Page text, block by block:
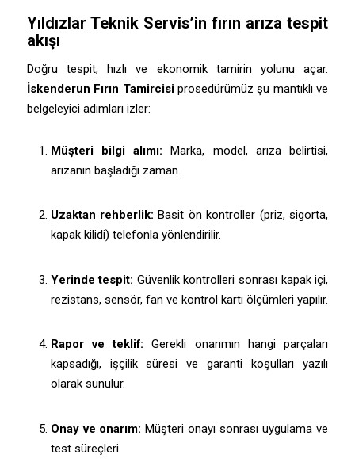
Yıldızlar Teknik Servis’in fırın arıza tespit
akışı
Doğru tespit; hızlı ve ekonomik tamirin yolunu açar.
İskenderun Fırın Tamircisiprosedürümüz şu mantıklı ve
belgeleyici adımları izler:
Müşteri bilgi alımı: Marka, model, arıza belirtisi,
arızanın başladığı zaman.
Uzaktan rehberlik: Basit ön kontroller (priz, sigorta,
kapak kilidi) telefonla yönlendirilir.
Yerinde tespit: Güvenlik kontrolleri sonrası kapak içi,
rezistans, sensör, fan ve kontrol kartı ölçümleri yapılır.
Rapor ve teklif: Gerekli onarımın hangi parçaları
kapsadığı, işçilik süresi ve garanti koşulları yazılı
olarak sunulur.
Onay ve onarım: Müşteri onayı sonrası uygulama ve
test süreçleri.